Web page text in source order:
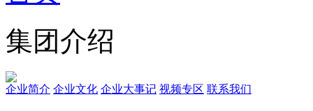
集团介绍
企业简介 企业文化 企业⼤事记 视频专区 联系我们